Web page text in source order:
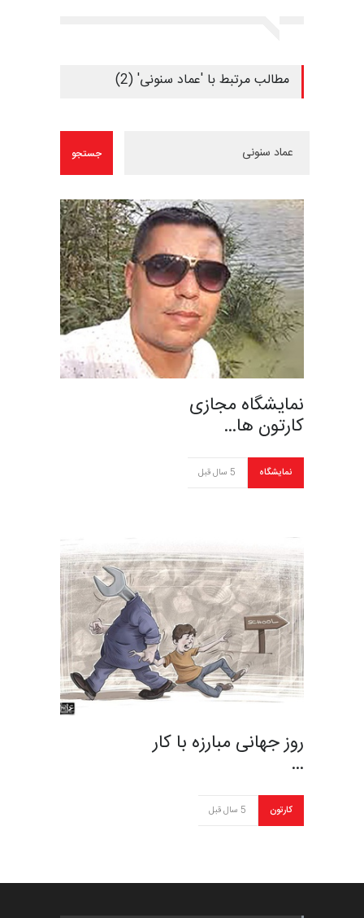
مطالب مرتبط با 'عماد سنونی' (2)
نمایشگاه مجازی
کارتون ها…
نمایشگاه 5 سال قبل
روز جهانی مبارزه با کار
…
کارتون 5 سال قبل